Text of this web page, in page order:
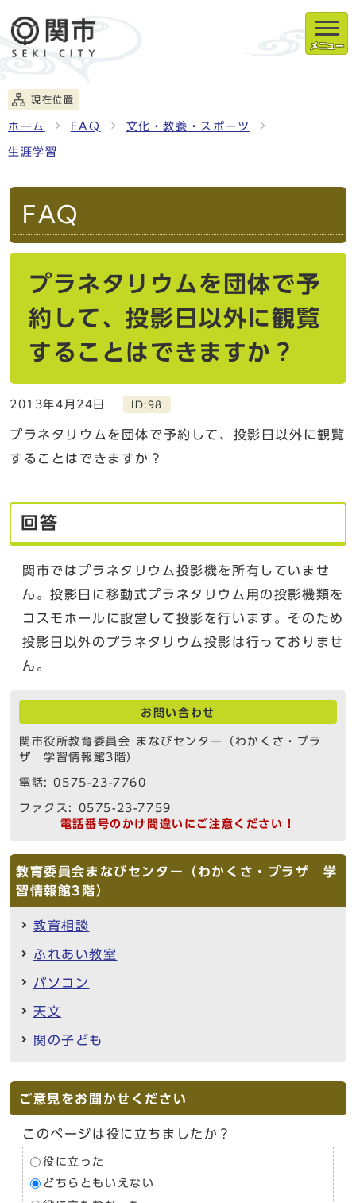
メニュー
現在位置
ホーム FAQ 文化・教養・スポーツ
生涯学習
FAQ
プラネタリウムを団体で予
約して、投影日以外に観覧
することはできますか？
2013年4月24日 ID:98
プラネタリウムを団体で予約して、投影日以外に観覧
することはできますか？
回答
関市ではプラネタリウム投影機を所有していませ
ん。投影日に移動式プラネタリウム用の投影機類を
コスモホールに設営して投影を行います。そのため
投影日以外のプラネタリウム投影は行っておりませ
ん。
お問い合わせ
関市役所教育委員会 まなびセンター（わかくさ・プラ
ザ 学習情報館3階）
電話: 0575-23-7760
ファクス: 0575-23-7759
電話番号のかけ間違いにご注意ください！
教育委員会まなびセンター（わかくさ・プラザ 学
習情報館3階）
教育相談
ふれあい教室
パソコン
天文
関の子ども
ご意見をお聞かせください
このページは役に立ちましたか？
役に立った
どちらともいえない